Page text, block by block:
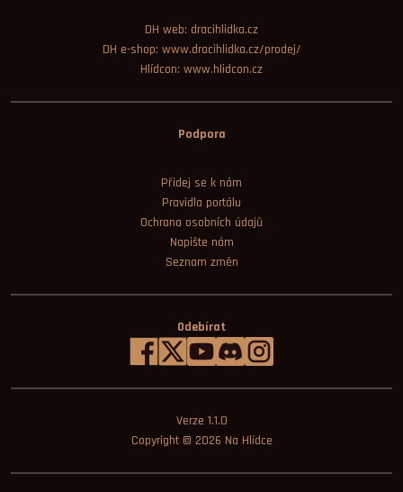
DH web: dracihlidka.cz
DH e-shop: www.dracihlidka.cz/prodej/
Hlídcon: www.hlidcon.cz
Podpora
Přidej se k nám
Pravidla portálu
Ochrana osobních údajů
Napište nám
Seznam změn
Odebírat
Verze 1.1.0
Copyright © 2026 Na Hlídce